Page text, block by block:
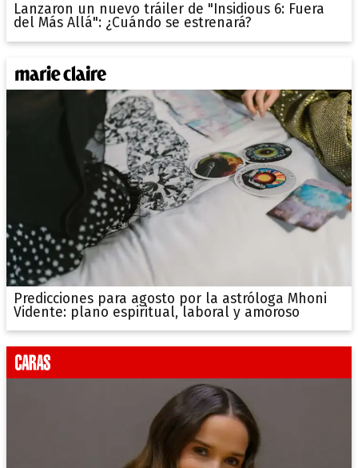
Lanzaron un nuevo tráiler de "Insidious 6: Fuera
del Más Allá": ¿Cuándo se estrenará?
Predicciones para agosto por la astróloga Mhoni
Vidente: plano espiritual, laboral y amoroso